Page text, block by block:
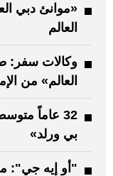
«موانئ دبي
العالم
وكالات سفر:
العالم» من
32 عاماً
بي ورلد»
"أو إيه جي":